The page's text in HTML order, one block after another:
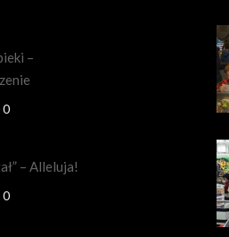
–
0
– Alleluja!
0